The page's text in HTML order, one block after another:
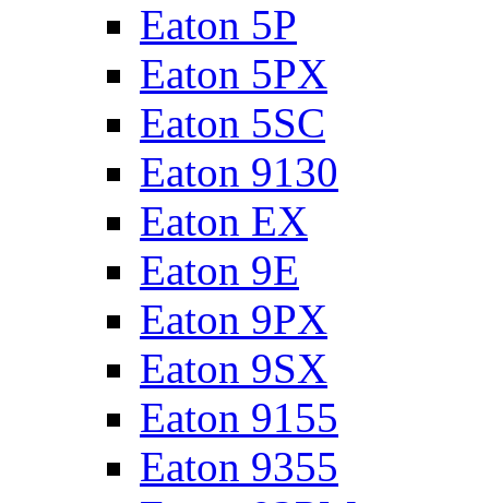
Eaton 5P
Eaton 5PX
Eaton 5SC
Eaton 9130
Eaton EX
Eaton 9E
Eaton 9PX
Eaton 9SX
Eaton 9155
Eaton 9355